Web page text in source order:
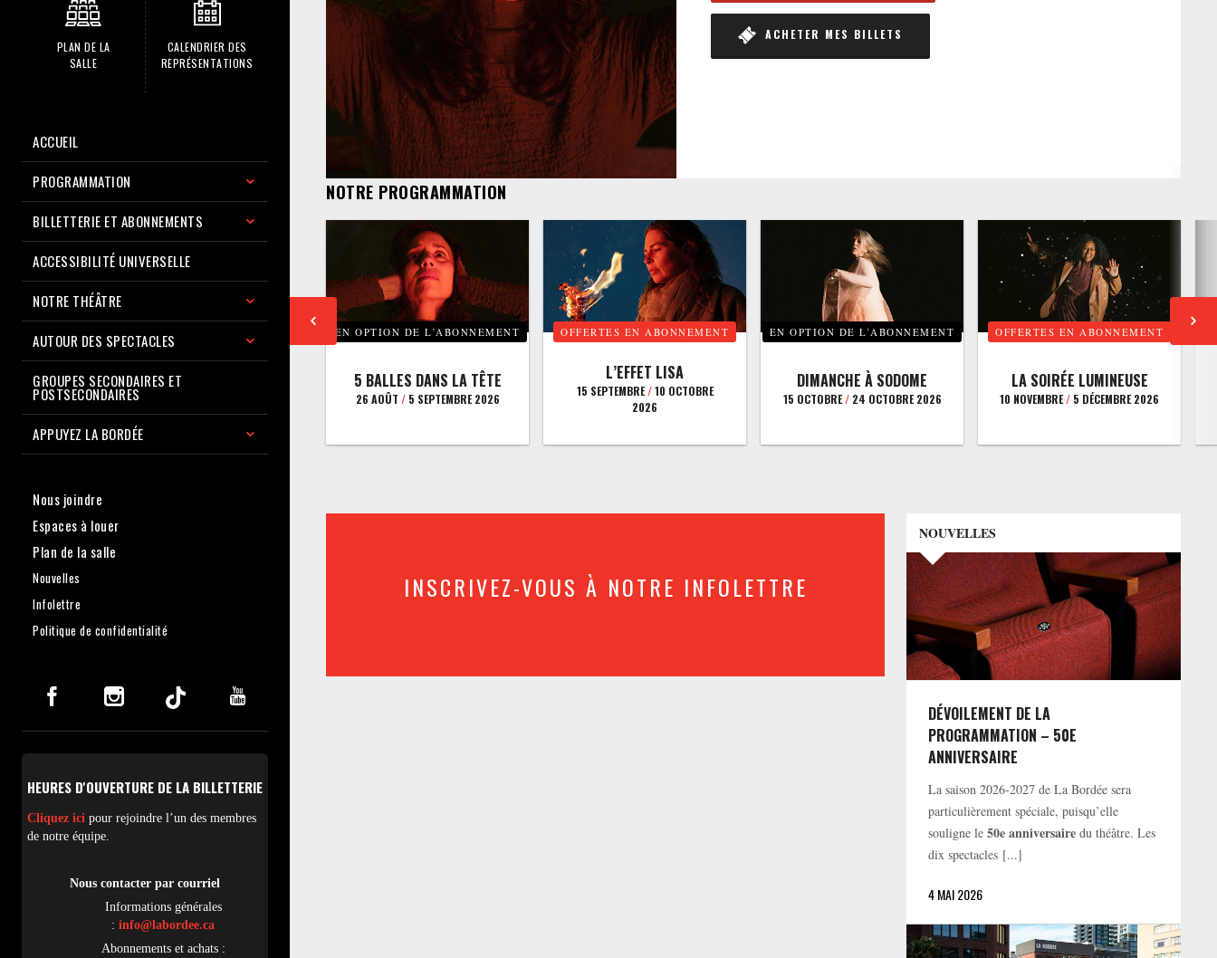
PLAN DE LA
SALLE
CALENDRIER DES
REPRÉSENTATIONS
ACCUEIL
PROGRAMMATION
BILLETTERIE ET ABONNEMENTS
ACCESSIBILITÉ UNIVERSELLE
NOTRE THÉÂTRE
AUTOUR DES SPECTACLES
GROUPES SECONDAIRES ET
POSTSECONDAIRES
APPUYEZ LA BORDÉE
Nous joindre
Espaces à louer
Plan de la salle
Nouvelles
Infolettre
Politique de confidentialité
HEURES D'OUVERTURE DE LA BILLETTERIE
Cliquez ici pour rejoindre l’un des membres
de notre équipe.
Nous contacter par courriel
Informations générales
: info@labordee.ca
Abonnements et achats :
ACHETER MES BILLETS
NOTRE PROGRAMMATION
EN OPTION DE L’ABONNEMENT
5 BALLES DANS LA TÊTE
26 AOÛT /5 SEPTEMBRE 2026
OFFERTES EN ABONNEMENT
L’EFFET LISA
15 SEPTEMBRE/10 OCTOBRE
2026
EN OPTION DE L’ABONNEMENT
DIMANCHE À SODOME
15 OCTOBRE/24 OCTOBRE 2026
OFFERTES EN ABONNEMENT
LA SOIRÉE LUMINEUSE
10 NOVEMBRE/ 5 DÉCEMBRE 2026
INSCRIVEZ-VOUS À NOTRE INFOLETTRE
NOUVELLES
DÉVOILEMENT DE LA
PROGRAMMATION – 50E
ANNIVERSAIRE
La saison 2026-2027 de La Bordée sera
particulièrement spéciale, puisqu’elle
souligne le50e anniversaire du théâtre. Les
dix spectacles [...]
4 MAI 2026